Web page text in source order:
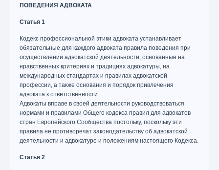
ПОВЕДЕНИЯ АДВОКАТА
Статья 1
Кодекс профессиональной этики адвоката устанавливает
обязательные для каждого адвоката правила поведения при
осуществлении адвокатской деятельности, основанные на
нравственных критериях и традициях адвокатуры, на
международных стандартах и правилах адвокатской
профессии, а также основания и порядок привлечения
адвоката к ответственности.
Адвокаты вправе в своей деятельности руководствоваться
нормами и правилами Общего кодекса правил для адвокатов
стран Европейского Сообщества постольку, поскольку эти
правила не противоречат законодательству об адвокатской
деятельности и адвокатуре и положениям настоящего Кодекса.
Статья 2